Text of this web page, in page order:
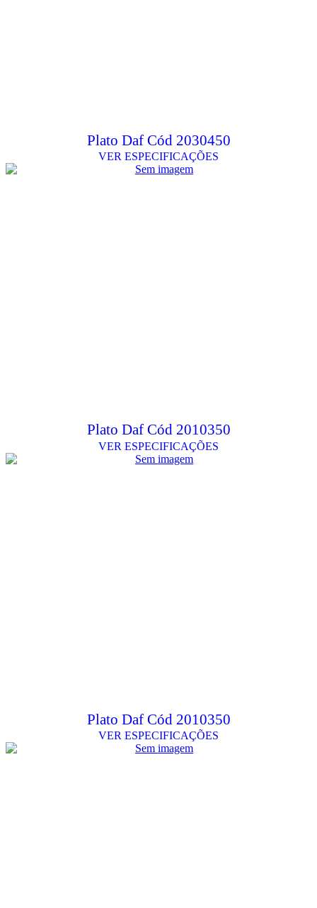
Plato Daf Cód 2030450
VER ESPECIFICAÇÕES
Plato Daf Cód 2010350
VER ESPECIFICAÇÕES
Plato Daf Cód 2010350
VER ESPECIFICAÇÕES